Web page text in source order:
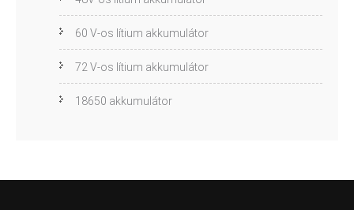
60 V-os lítium akkumulátor
72 V-os lítium akkumulátor
18650 akkumulátor